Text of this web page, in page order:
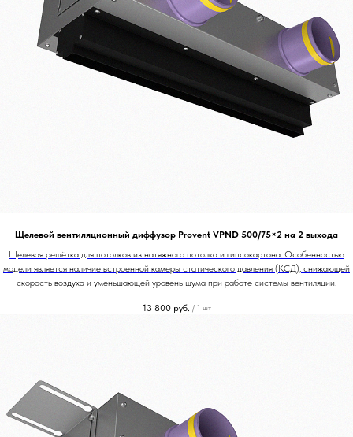
Щелевой вентиляционный диффузор Provent VPND 500/75×2 на 2 выхода
Щелевая решётка для потолков из натяжного потолка и гипсокартона. Особенностью
модели является наличие встроенной камеры статического давления (КСД), снижающей
скорость воздуха и уменьшающей уровень шума при работе системы вентиляции.
13 800 руб. / 1 шт